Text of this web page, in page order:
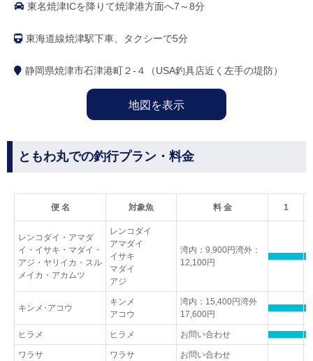
東名焼津ICを降りて焼津港方面へ7～8分
東海道線焼津駅下車、タクシーで5分
静岡県焼津市石津港町２-４（USA釣具店近く左手の堤防）
地図を表示
ともわ丸での釣行プラン・料金
便 名 対象魚 料 金 1
レンコダイ・アマダ
イ・イサキ・マダイ・
アジ・ヤリイカ・スル
メイカ・アカムツ
レンコダイ
アマダイ
イサキ
マダイ
アジ
湾内：9,900円湾外：
12,100円
キンメ･アコウ
キンメ
アコウ
湾内：15,400円湾外
17,600円
ヒラメ ヒラメ お問い合わせ
ワラサ ワラサ お問い合わせ